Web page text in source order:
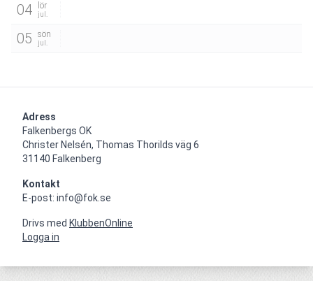
04 lör
jul.
05 sön
jul.
Adress
Falkenbergs OK
Christer Nelsén, Thomas Thorilds väg 6
31140 Falkenberg
Kontakt
E-post: info@fok.se
Drivs med KlubbenOnline
Logga in